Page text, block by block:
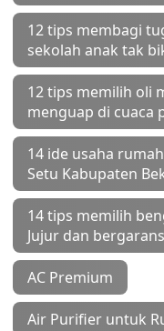
12 tips membagi
sekolah anak tak
12 tips memilih oli
menguap di cuaca
14 ide usaha
Setu Kabupaten
14 tips memilih
Jujur dan
AC Premium
Air Purifier untuk